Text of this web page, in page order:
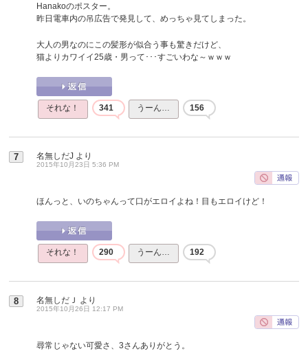
Hanakoのポスター。
昨日電車内の吊広告で発見して、めっちゃ見てしまった。
大人の男なのにこの髪形が似合う事も驚きだけど、
猫よりカワイイ25歳・男って･･･すごいわな～ｗｗｗ
それな！ 341 うーん… 156
7 名無しだJ より
2015年10月23日 5:36 PM
ほんっと、いのちゃんって口がエロイよね！目もエロイけど！
それな！ 290 うーん… 192
8 名無しだＪ より
2015年10月26日 12:17 PM
尋常じゃない可愛さ、3さんありがとう。